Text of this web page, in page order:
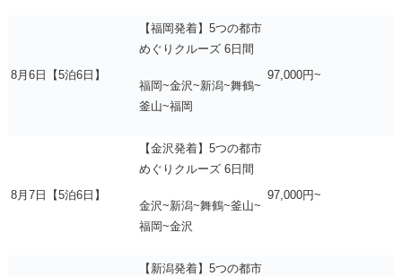
8月6日【5泊6日】
【福岡発着】5つの都市
めぐりクルーズ 6日間
福岡~金沢~新潟~舞鶴~
釜山~福岡
97,000円~
8月7日【5泊6日】
【金沢発着】5つの都市
めぐりクルーズ 6日間
金沢~新潟~舞鶴~釜山~
福岡~金沢
97,000円~
【新潟発着】5つの都市